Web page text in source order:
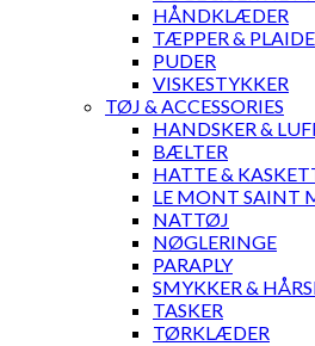
HÅNDKLÆDER
TÆPPER &
PUDER
VISKESTYKKER
TØJ & ACCESSORIES
HANDSKER &
BÆLTER
HATTE &
LE MONT SAINT
NATTØJ
NØGLERINGE
PARAPLY
SMYKKER &
TASKER
TØRKLÆDER